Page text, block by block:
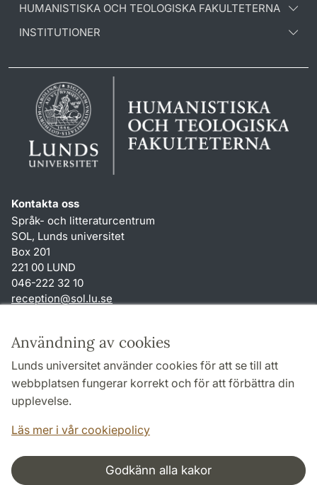
Användning av cookies
Lunds universitet använder cookies för att se till att
webbplatsen fungerar korrekt och för att förbättra din
upplevelse.
Läs mer i vår cookiepolicy
Godkänn alla kakor
HUMANISTISKA OCH TEOLOGISKA FAKULTETERNA
INSTITUTIONER
Kontakta oss
Språk- och litteraturcentrum
SOL, Lunds universitet
Box 201
221 00 LUND
046-222 32 10
reception@sol.lu.se
Genvägar
Om webbplatsen och cookies
Behandling av personuppgifter
Tillgänglighetsredogörelse